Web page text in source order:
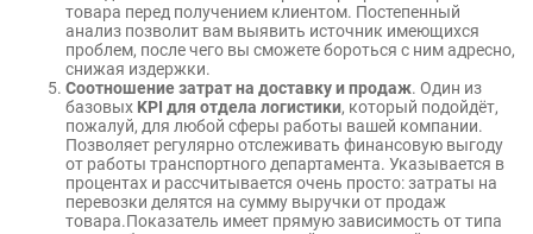
товара перед получением клиентом. Постепенный
анализ позволит вам выявить источник имеющихся
проблем, после чего вы сможете бороться с ним адресно,
снижая издержки.
Соотношение затрат на доставку и продаж. Один из
базовых KPI для отдела логистики, который подойдёт,
пожалуй, для любой сферы работы вашей компании.
Позволяет регулярно отслеживать финансовую выгоду
от работы транспортного департамента. Указывается в
процентах и рассчитывается очень просто: затраты на
перевозки делятся на сумму выручки от продаж
товара.Показатель имеет прямую зависимость от типа